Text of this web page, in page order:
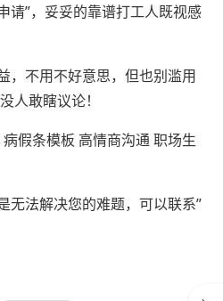
请”，妥妥的靠谱打工人既视感
不用不好意思，但也别滥用
人敢瞎议论！
假条模板 高情商沟通 职场生
法解决您的难题，可以联系”